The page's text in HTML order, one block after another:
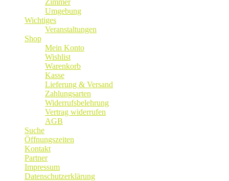
Zimmer
Umgebung
Wichtiges
Veranstaltungen
Shop
Mein Konto
Wishlist
Warenkorb
Kasse
Lieferung & Versand
Zahlungsarten
Widerrufsbelehrung
Vertrag widerrufen
AGB
Suche
Öffnungszeiten
Kontakt
Partner
Impressum
Datenschutzerklärung